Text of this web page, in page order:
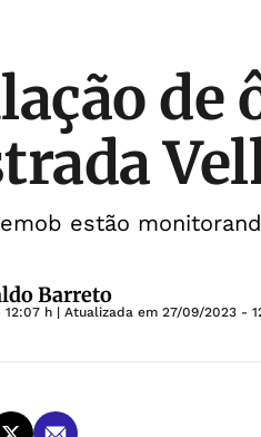
de
estão
Barreto
h | Atualizada em 27/09/2023 -